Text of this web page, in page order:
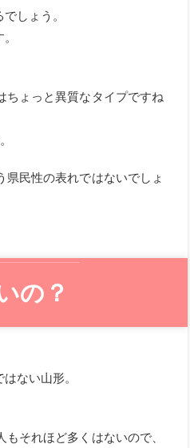
しょう。
ちょっと異質なタイプですね
民性の表れではないでしょ
の？
ない山形。
それほど多くはないので、